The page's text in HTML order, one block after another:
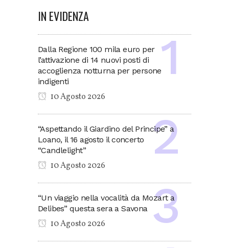
IN EVIDENZA
Dalla Regione 100 mila euro per
l’attivazione di 14 nuovi posti di
accoglienza notturna per persone
indigenti
10 Agosto 2026
“Aspettando il Giardino del Principe” a
Loano, il 16 agosto il concerto
“Candlelight”
10 Agosto 2026
“Un viaggio nella vocalità da Mozart a
Delibes” questa sera a Savona
10 Agosto 2026